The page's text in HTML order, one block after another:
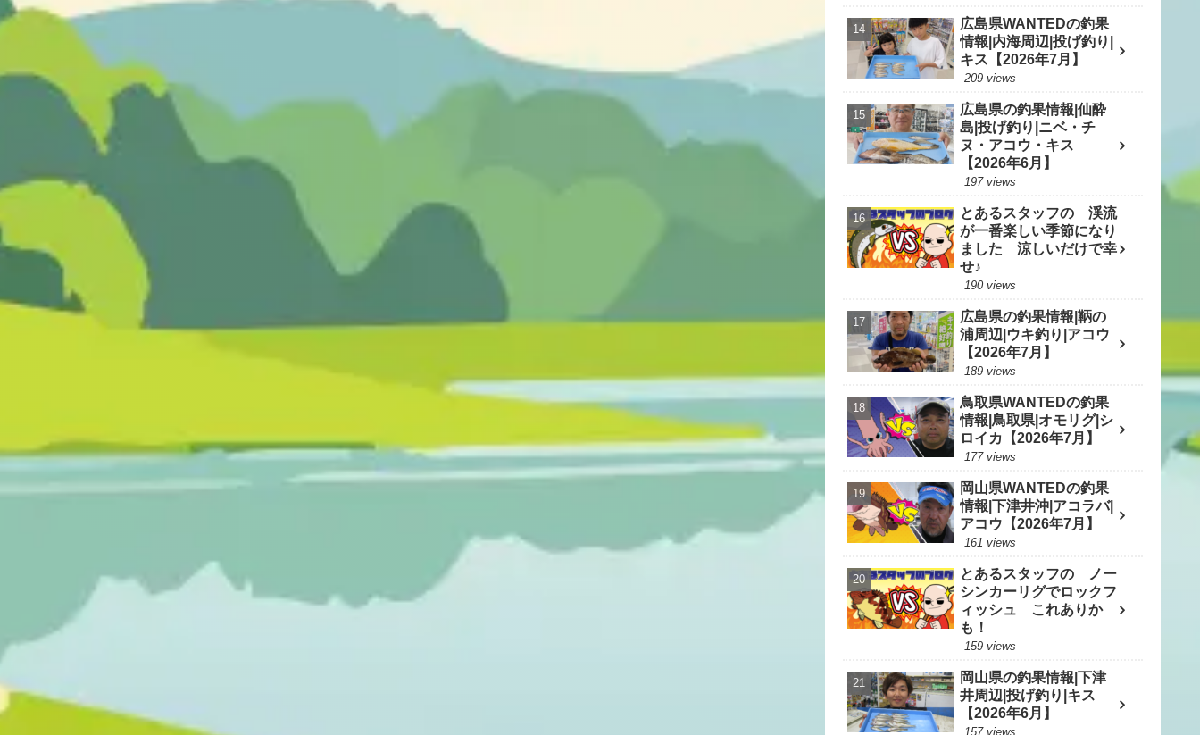
広島県WANTEDの釣果
情報|内海周辺|投げ釣り|
キス【2026年7月】
209 views
広島県の釣果情報|仙酔
島|投げ釣り|ニベ・チ
ヌ・アコウ・キス
【2026年6月】
197 views
とあるスタッフの 渓流
が一番楽しい季節になり
ました 涼しいだけで幸
せ♪
190 views
広島県の釣果情報|鞆の
浦周辺|ウキ釣り|アコウ
【2026年7月】
189 views
鳥取県WANTEDの釣果
情報|鳥取県|オモリグ|シ
ロイカ【2026年7月】
177 views
岡山県WANTEDの釣果
情報|下津井沖|アコラバ|
アコウ【2026年7月】
161 views
とあるスタッフの ノー
シンカーリグでロックフ
ィッシュ これありか
も！
159 views
岡山県の釣果情報|下津
井周辺|投げ釣り|キス
【2026年6月】
157 views